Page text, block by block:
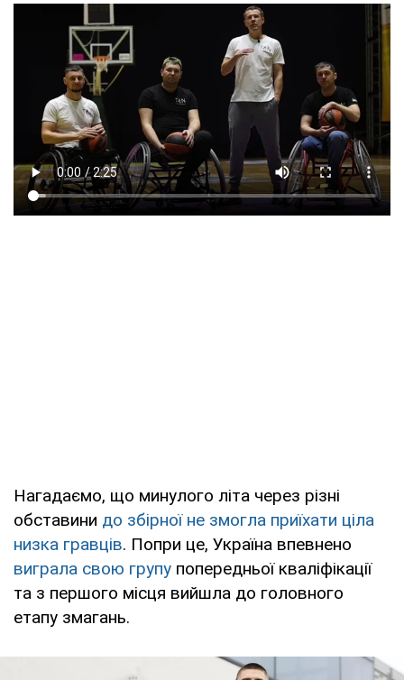
Нагадаємо, що минулого літа через різні
обставини до збірної не змогла приїхати ціла
низка гравців. Попри це, Україна впевнено
виграла свою групу попередньої кваліфікації
та з першого місця вийшла до головного
етапу змагань.